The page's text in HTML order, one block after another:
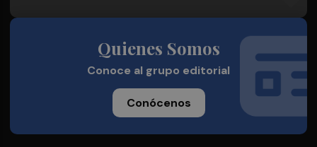
Quienes Somos
Conoce al grupo editorial
Conócenos